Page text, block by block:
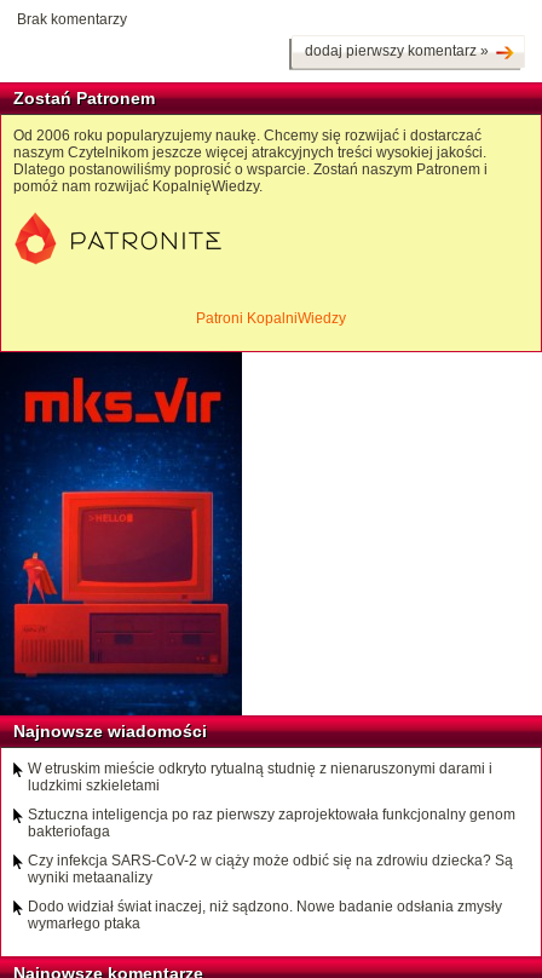
Brak komentarzy
dodaj pierwszy komentarz »
Zostań Patronem
Od 2006 roku popularyzujemy naukę. Chcemy się rozwijać i dostarczać
naszym Czytelnikom jeszcze więcej atrakcyjnych treści wysokiej jakości.
Dlatego postanowiliśmy poprosić o wsparcie. Zostań naszym Patronem i
pomóż nam rozwijać KopalnięWiedzy.
Patroni KopalniWiedzy
Najnowsze wiadomości
W etruskim mieście odkryto rytualną studnię z nienaruszonymi darami i
ludzkimi szkieletami
Sztuczna inteligencja po raz pierwszy zaprojektowała funkcjonalny genom
bakteriofaga
Czy infekcja SARS-CoV-2 w ciąży może odbić się na zdrowiu dziecka? Są
wyniki metaanalizy
Dodo widział świat inaczej, niż sądzono. Nowe badanie odsłania zmysły
wymarłego ptaka
Najnowsze komentarze